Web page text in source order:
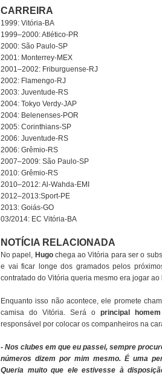
CARREIRA
1999: Vitória-BA
1999–2000: Atlético-PR
2000: São Paulo-SP
2001: Monterrey-MEX
2001–2002: Friburguense-RJ
2002: Flamengo-RJ
2003: Juventude-RS
2004: Tokyo Verdy-JAP
2004: Belenenses-POR
2005: Corinthians-SP
2006: Juventude-RS
2006: Grêmio-RS
2007–2009: São Paulo-SP
2010: Grêmio-RS
2010–2012: Al-Wahda-EMI
2012–2013:Sport-PE
2013: Goiás-GO
03/2014: EC Vitória-BA
NOTÍCIA RELACIONADA
No papel, Hugochega ao Vitória para ser o
e vai ficar longe dos gramados pelos
contratado do Vitória queria mesmo era jogar
Enquanto isso não acontece, ele promete
camisa do Vitória. Será o principal
responsável por colocar os companheiros na
- Nos clubes em que eu passei, sempre
números dizem por mim mesmo. É uma
Queria muito que ele estivesse à